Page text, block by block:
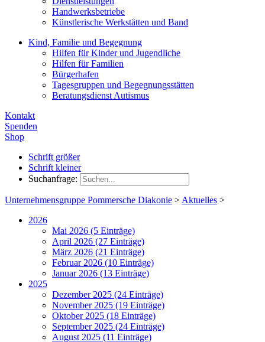
Handwerksbetriebe
Künstlerische Werkstätten und Band
Kind, Familie und Begegnung
Hilfen für Kinder und Jugendliche
Hilfen für Familien
Bürgerhafen
Tagesgruppen und Begegnungsstätten
Beratungsdienst Autismus
Kontakt
Spenden
Shop
Schrift größer
Schrift kleiner
Suchanfrage:
Unternehmensgruppe Pommersche Diakonie > Aktuelles >
2026
Mai 2026 (5 Einträge)
April 2026 (27 Einträge)
März 2026 (21 Einträge)
Februar 2026 (10 Einträge)
Januar 2026 (13 Einträge)
2025
Dezember 2025 (24 Einträge)
November 2025 (19 Einträge)
Oktober 2025 (18 Einträge)
September 2025 (24 Einträge)
August 2025 (11 Einträge)